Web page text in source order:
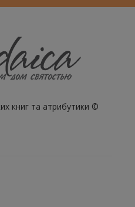
книг та атрибутики ©